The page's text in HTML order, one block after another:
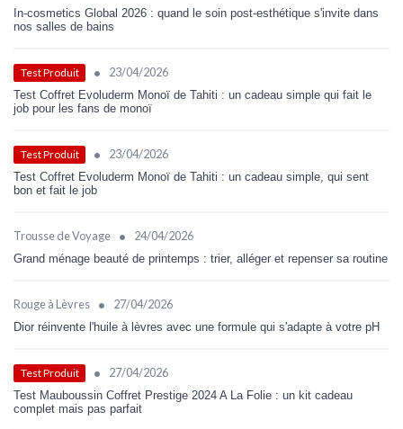
In-cosmetics Global 2026 : quand le soin post-esthétique s'invite dans
nos salles de bains
Test Produit • 23/04/2026
Test Coffret Evoluderm Monoï de Tahiti : un cadeau simple qui fait le
job pour les fans de monoï
Test Produit • 23/04/2026
Test Coffret Evoluderm Monoï de Tahiti : un cadeau simple, qui sent
bon et fait le job
Trousse de Voyage • 24/04/2026
Grand ménage beauté de printemps : trier, alléger et repenser sa routine
Rouge à Lèvres • 27/04/2026
Dior réinvente l'huile à lèvres avec une formule qui s'adapte à votre pH
Test Produit • 27/04/2026
Test Mauboussin Coffret Prestige 2024 A La Folie : un kit cadeau
complet mais pas parfait